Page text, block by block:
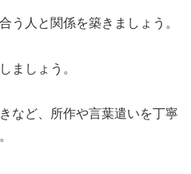
う人と関係を築きましょう。
ましょう。
など、所作や言葉遣いを丁寧